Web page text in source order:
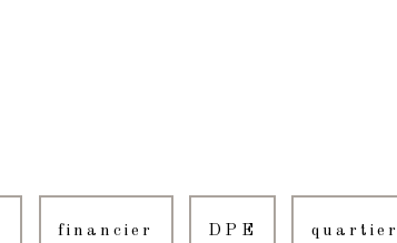
financier DPE quartier